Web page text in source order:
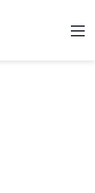
القائمة